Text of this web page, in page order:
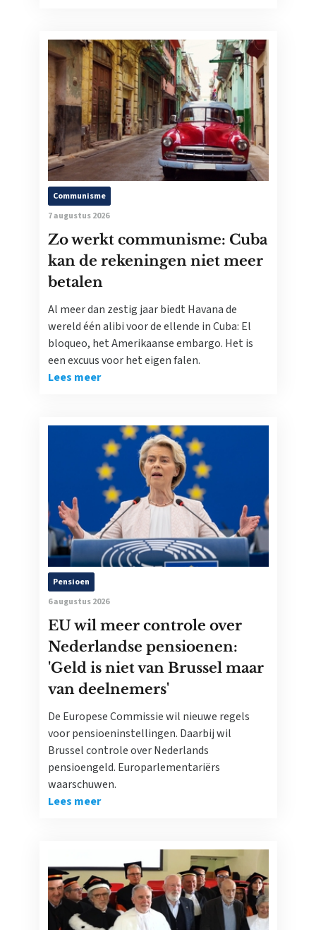
Communisme
7 augustus 2026
Zo werkt communisme: Cuba
kan de rekeningen niet meer
betalen
Al meer dan zestig jaar biedt Havana de
wereld één alibi voor de ellende in Cuba: El
bloqueo, het Amerikaanse embargo. Het is
een excuus voor het eigen falen.
Lees meer
Pensioen
6 augustus 2026
EU wil meer controle over
Nederlandse pensioenen:
'Geld is niet van Brussel maar
van deelnemers'
De Europese Commissie wil nieuwe regels
voor pensioeninstellingen. Daarbij wil
Brussel controle over Nederlands
pensioengeld. Europarlementariërs
waarschuwen.
Lees meer